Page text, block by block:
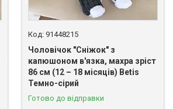
91448215
Чоловічок "Сніжок" з
капюшоном в'язка, махра зріст
86 см (12 – 18 місяців) Betis
Темно-сірий
Готово до відправки